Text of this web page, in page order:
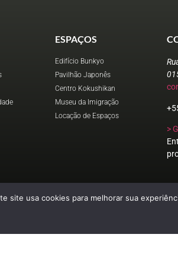
ESPAÇOS
Edifício Bunkyo
Pavilhão Japonês
Centro Kokushikan
Museu da Imigração
Locação de Espaços
>
site usa cookies para melhorar sua